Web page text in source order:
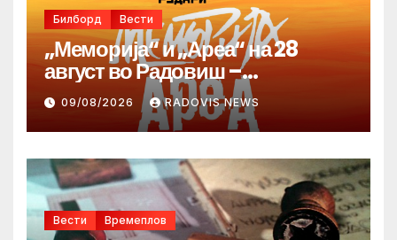
Билборд Вести
„Меморија“ и „Ареа“ на 28
август во Радовиш –
продолжува традицијата за
Денот на македонските рудари
09/08/2026 RADOVIS NEWS
Вести Времеплов